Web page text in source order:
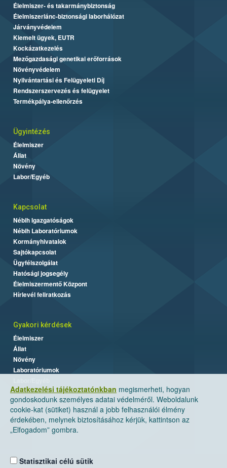
Adatkezelési tájékoztatónkban megismerheti, hogyan
gondoskodunk személyes adatai védelméről. Weboldalunk
cookie-kat (sütiket) használ a jobb felhasználói élmény
érdekében, melynek biztosításához kérjük, kattintson az
„Elfogadom” gombra.
Statisztikai célú sütik
Élelmiszer- és takarmánybiztonság
Élelmiszerlánc-biztonsági laborhálózat
Járványvédelem
Kiemelt ügyek, EUTR
Kockázatkezelés
Mezőgazdasági genetikai erőforrások
Növényvédelem
Nyilvántartási és Felügyeleti Díj
Rendszerszervezés és felügyelet
Termékpálya-ellenőrzés
Ügyintézés
Élelmiszer
Állat
Növény
Labor/Egyéb
Kapcsolat
Nébih Igazgatóságok
Nébih Laboratóriumok
Kormányhivatalok
Sajtókapcsolat
Ügyfélszolgálat
Hatósági jogsegély
Élelmiszermentő Központ
Hírlevél feliratkozás
Gyakori kérdések
Élelmiszer
Állat
Növény
Laboratóriumok